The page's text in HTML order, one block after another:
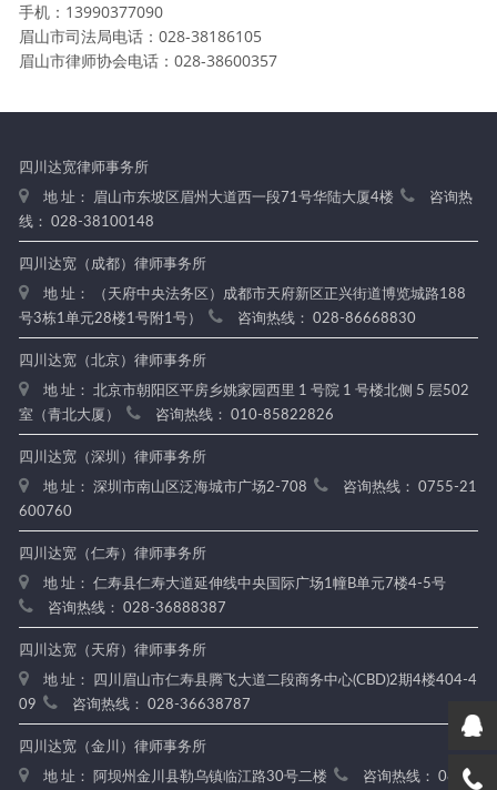
手机：13990377090
眉山市司法局电话：028-38186105
眉山市律师协会电话：028-38600357
四川达宽律师事务所
地 址： 眉山市东坡区眉州大道西一段71号华陆大厦4楼
咨询热
线： 028-38100148
四川达宽（成都）律师事务所
地 址： （天府中央法务区）成都市天府新区正兴街道博览城路188
号3栋1单元28楼1号附1号）
咨询热线： 028-86668830
四川达宽（北京）律师事务所
地 址： 北京市朝阳区平房乡姚家园西里 1 号院 1 号楼北侧 5 层502
室（青北大厦）
咨询热线： 010-85822826
四川达宽（深圳）律师事务所
地 址： 深圳市南山区泛海城市广场2-708
咨询热线： 0755-21
600760
四川达宽（仁寿）律师事务所
地 址： 仁寿县仁寿大道延伸线中央国际广场1幢B单元7楼4-5号
咨询热线： 028-36888387
四川达宽（天府）律师事务所
地 址： 四川眉山市仁寿县腾飞大道二段商务中心(CBD)2期4楼404-4
09
咨询热线： 028-36638787
四川达宽（金川）律师事务所
地 址： 阿坝州金川县勒乌镇临江路30号二楼 咨询热线： 0837